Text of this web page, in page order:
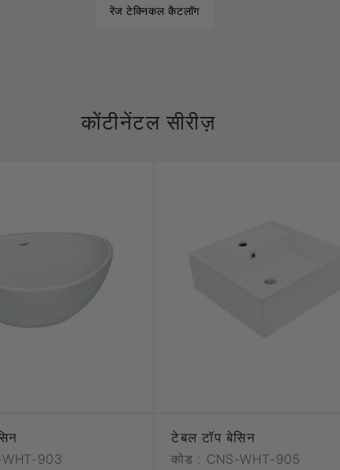
एल्यूर
रेंज टेक्निकल कैटलॉग
कोंटीनेंटल सीरीज़
903
टेबल टॉप बेसिन
कोड : CNS-WHT-905